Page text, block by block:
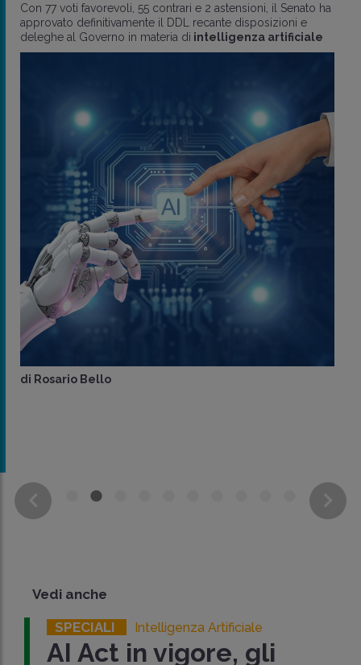
Con 77 voti favorevoli, 55 contrari e 2 astensioni, il Senato ha
approvato definitivamente il DDL recante disposizioni e
deleghe al Governo in materia di intelligenza artificiale
di Rosario Bello
Vedi anche
SPECIALI Intelligenza Artificiale
AI Act in vigore, gli